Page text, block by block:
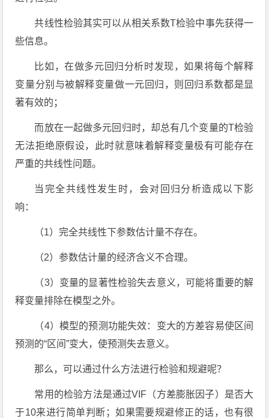
共线性检验其实可以从相关系数T检验中事先获得一
些信息。
比如，在做多元回归分析时发现，如果将每个解释
变量分别与被解释变量做一元回归，则回归系数都是显
著有效的；
而放在一起做多元回归时，却总有几个变量的T检验
无法拒绝原假设，此时就意味着解释变量极有可能存在
严重的共线性问题。
当完全共线性发生时，会对回归分析造成以下影
响：
（1）完全共线性下参数估计量不存在。
（2）参数估计量的经济含义不合理。
（3）变量的显著性检验失去意义，可能将重要的解
释变量排除在模型之外。
（4）模型的预测功能失效：变大的方差容易使区间
预测的“区间”变大，使预测失去意义。
那么，可以通过什么方法进行检验和规避呢？
常用的检验方法是通过VIF（方差膨胀因子）是否大
于10来进行简单判断；如果需要规避修正的话，也有很